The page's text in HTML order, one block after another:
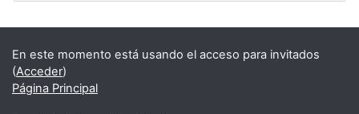
En este momento está usando el acceso para invitados
(Acceder)
Página Principal